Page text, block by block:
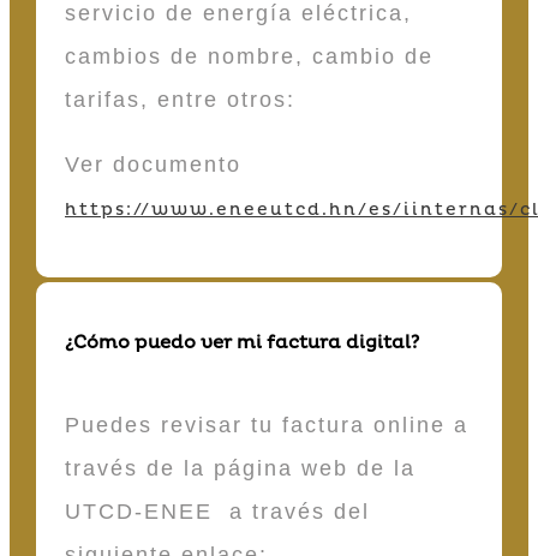
servicio de energía eléctrica,
cambios de nombre, cambio de
tarifas, entre otros:
Ver documento
https://www.eneeutcd.hn/es/iinternas/
¿Cómo puedo ver mi factura digital?
Puedes revisar tu factura online a
través de la página web de la
UTCD-ENEE a través del